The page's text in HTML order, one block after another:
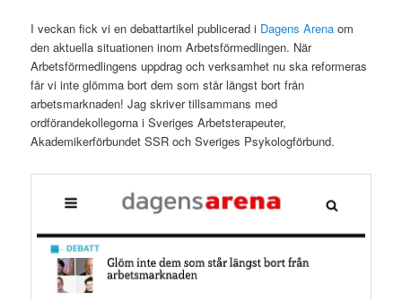
I veckan fick vi en debattartikel publicerad i Dagens Arena om
den aktuella situationen inom Arbetsförmedlingen. När
Arbetsförmedlingens uppdrag och verksamhet nu ska reformeras
får vi inte glömma bort dem som står längst bort från
arbetsmarknaden! Jag skriver tillsammans med
ordförandekollegorna i Sveriges Arbetsterapeuter,
Akademikerförbundet SSR och Sveriges Psykologförbund.